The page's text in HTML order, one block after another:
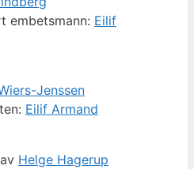
embetsmann: Eilif
Jenssen
Eilif Armand
av Helge Hagerup